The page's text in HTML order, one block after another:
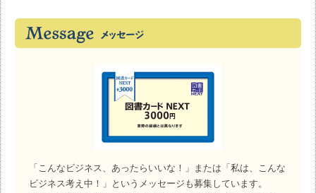
「こんなビジネス、あったらいいな！」または「私は、こんな
ビジネス考え中！」というメッセージも募集しています。